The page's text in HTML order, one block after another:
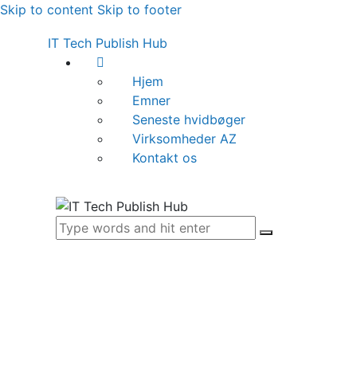
Skip to content Skip to footer
IT Tech Publish Hub
Hjem
Emner
Seneste hvidbøger
Virksomheder AZ
Kontakt os